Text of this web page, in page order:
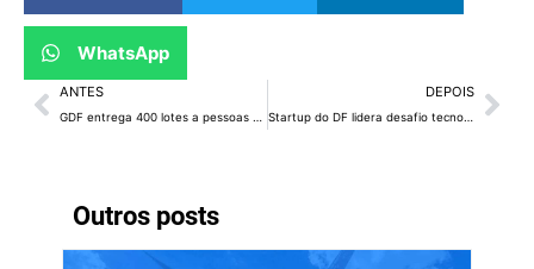
Outros posts
WhatsApp
ANTES DEPOIS
Startup do DF lidera desafio tecnológico internacional e conecta pesquisadores brasileiros à inovação